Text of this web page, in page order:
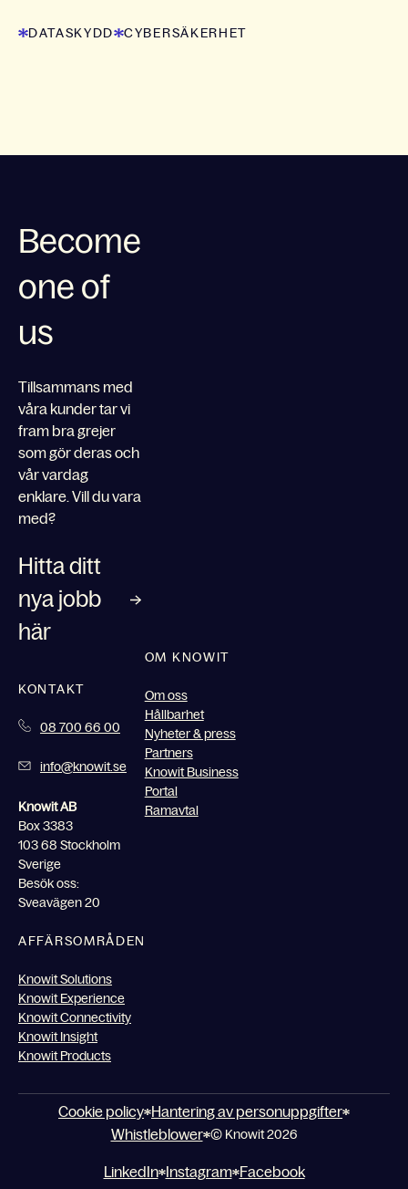
DATASKYDD CYBERSÄKERHET
Become
one of
us
Tillsammans med
våra kunder tar vi
fram bra grejer
som gör deras och
vår vardag
enklare. Vill du vara
med?
Hitta ditt
nya jobb
här
KONTAKT
08 700 66 00
info@knowit.se
Knowit AB
Box 3383
103 68 Stockholm
Sverige
Besök oss:
Sveavägen 20
OM KNOWIT
Om oss
Hållbarhet
Nyheter & press
Partners
Knowit Business
Portal
Ramavtal
AFFÄRSOMRÅDEN
Knowit Solutions
Knowit Experience
Knowit Connectivity
Knowit Insight
Knowit Products
Cookie policy Hantering av personuppgifter
Whistleblower © Knowit 2026
LinkedIn Instagram Facebook